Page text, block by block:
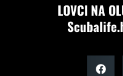
LOVCI NA